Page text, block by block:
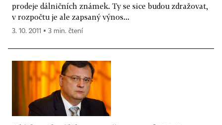
prodeje dálničních známek. Ty se sice budou zdražovat,
v rozpočtu je ale zapsaný výnos...
3. 10. 2011 ▪ 3 min. čtení